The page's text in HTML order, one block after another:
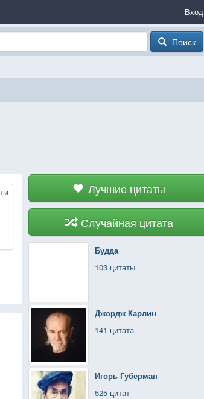
Вход
Поиск
Лучшие цитаты
Случайная цитата
Будда
103 цитаты
Джордж Карлин
141 цитата
Игорь Губерман
525 цитат